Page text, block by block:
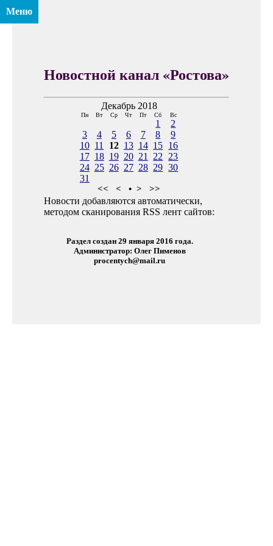
Меню
Новостной канал «Ростова»
Декабрь 2018
Пн Вт Ср Чт Пт Сб Вс
1
2
3
4 5 6 7 8
9
10 11 12 13 14 15 16
17 18 19 20 21 22
23
24 25 26 27 28 29 30
31
<< < • > >>
Новости добавляются автоматически,
методом сканирования RSS лент сайтов:
Раздел создан 29 января 2016 года.
Администратор: Олег Пименов
procentych@mail.ru